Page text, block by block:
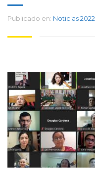
Publicado en: Noticias 2022